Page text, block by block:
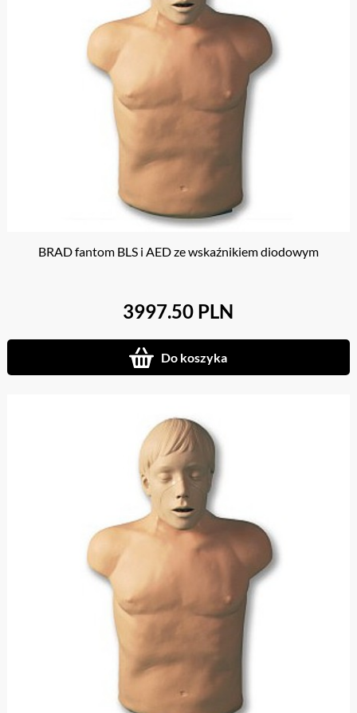
BRAD fantom BLS i AED ze wskaźnikiem diodowym
3997.50 PLN
Do koszyka